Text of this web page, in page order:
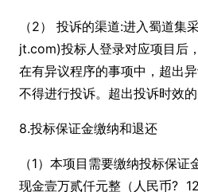
（2） 投诉的渠道:进入蜀道
jt.com)投标人登录对应项目后
在有异议程序的事项中，超出
不得进行投诉。超出投诉时效的
8.投标保证金缴纳和退还
（1）本项目需要缴纳投标保
现金壹万贰仟元整（人民币?